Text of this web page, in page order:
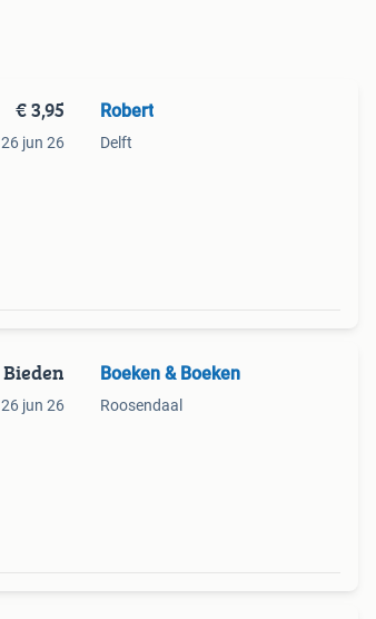
€ 3,95
26 jun 26
Robert
Delft
Bieden
26 jun 26
Boeken & Boeken
Roosendaal